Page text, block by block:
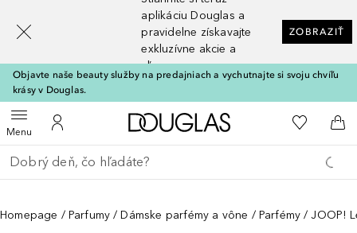
aplikáciu Douglas a
pravidelne získavajte
exkluzívne akcie a
zľavy
ZOBRAZIŤ
Objavte naše beauty služby na predajniach a vychutnajte si svoju chvíľu
krásy v Douglas.
MenuOtvoriť menuDo môjho účtu
Domov Do môjho
Do
Choď späť
Vykonajte vyhľadávanie
Homepage Parfumy Dámske parfémy a vône Parfémy JOOP!
[navigation.slideout.screenreader]